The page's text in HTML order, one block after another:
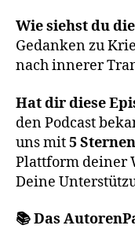
Wie siehst du
Gedanken zu
nach innerer
Hat dir diese
den Podcast
uns mit5 Sternen
Plattform deiner
Deine
📚 Das